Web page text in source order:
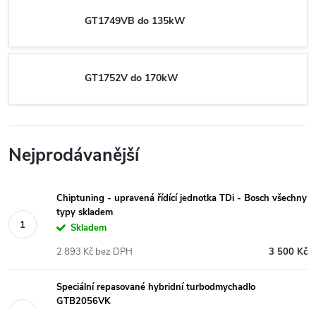
GT1749VB do 135kW
GT1752V do 170kW
Nejprodávanější
Chiptuning - upravená řídící jednotka TDi - Bosch všechny
typy skladem
Skladem
3 500 Kč
2 893 Kč bez DPH
Speciální repasované hybridní turbodmychadlo
GTB2056VK